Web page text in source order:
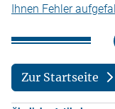
Ihnen Fehler
Zur Startseite